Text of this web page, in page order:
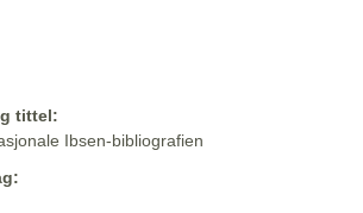
tittel:
Ibsen-bibliografien